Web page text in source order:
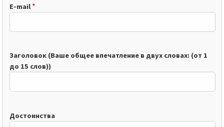
E-mail *
Заголовок (Ваше общее впечатление в двух словах: (от 1
до 15 слов))
Достоинства